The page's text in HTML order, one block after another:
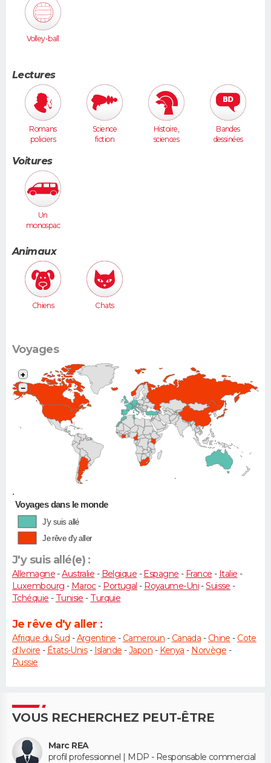
Volley-ball
Lectures
Romans
policiers
Science
fiction
Histoire,
sciences
Bandes
dessinées
Voitures
Un
monospac
Xsara
Picasso...)
Animaux
Chiens Chats
Voyages
•
+
−
Voyages dans le monde
J'y suis allé
Je rêve d'y aller
J'y suis allé(e) :
Allemagne-Australie - Belgique -Espagne - France - Italie -
Luxembourg - Maroc- Portugal - Royaume-Uni-Suisse -
Tchéquie - Tunisie - Turquie
Je rêve d'y aller :
Afrique du Sud -Argentine - Cameroun - Canada - Chine - Cote
d'Ivoire - États-Unis- Islande -Japon - Kenya - Norvège -
Russie
VOUS RECHERCHEZ PEUT-ÊTRE
Marc REA
profil professionnel | MDP - Responsable commercial